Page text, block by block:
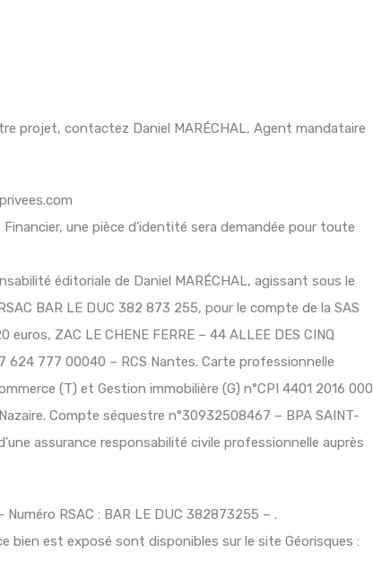
projet, contactez Daniel MARÉCHAL, Agent mandataire
une pièce d’identité sera demandée pour toute
éditoriale de Daniel MARÉCHAL, agissant sous le
BAR LE DUC 382 873 255, pour le compte de la SAS
euros, ZAC LE CHENE FERRE – 44 ALLEE DES CINQ
624 777 00040 – RCS Nantes. Carte professionnelle
(T) et Gestion immobilière (G) n°CPI 4401 2016 000
Compte séquestre n°30932508467 – BPA SAINT-
assurance responsabilité civile professionnelle auprès
RSAC : BAR LE DUC 382873255 – .
bien est exposé sont disponibles sur le site Géorisques :